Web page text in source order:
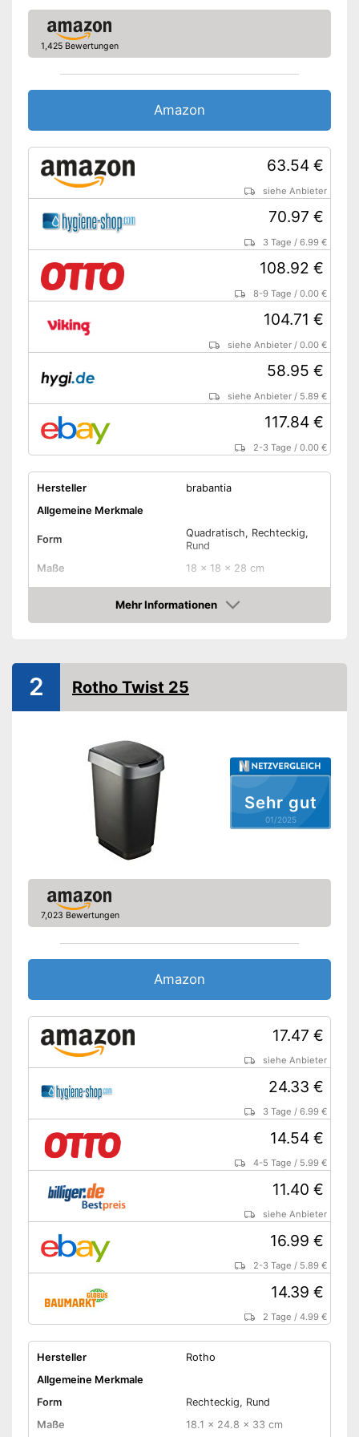
Rutschfest
Geruchsdicht
Kann durch den
Amazon Lieferzeit
1,425 Bewertungen
Amazon
63.54 €
siehe Anbieter
70.97 €
3 Tage /6.99 €
108.92 €
8-9 Tage /0.00 €
104.71 €
siehe Anbieter /0.00 €
58.95 €
siehe Anbieter / 5.89 €
117.84 €
2-3 Tage /0.00 €
Hersteller
brabantia
Allgemeine Merkmale
Form
Quadratisch, Rechteckig,
Rund
Maße
18 x 18 x 28 cm
Fassungsvermögen
3 l
Material Gehäuse
Edelstahl, Polypropylen
Ausstattung
Deckel abnehmbar
Anti-Fingerprint
Einsatz mit Tragegriff
One-Touch-Öffnung
Trittmechanik
Vorteile
Beinhaltet einen Einsatz mit
Nachteile
Amazon Lieferzeit
Mehr Informationen
Amazon
Sehr gut
01/2025
2 Rotho Twist 25
7,023 Bewertungen
Amazon
17.47 €
siehe Anbieter
24.33 €
3 Tage /6.99 €
14.54 €
4-5 Tage / 5.99 €
11.40 €
siehe Anbieter
16.99 €
2-3 Tage / 5.89 €
14.39 €
2 Tage /4.99 €
Hersteller
Rotho
Allgemeine Merkmale
Form
Rechteckig, Rund
Maße
18.1 x 24.8 x 33 cm